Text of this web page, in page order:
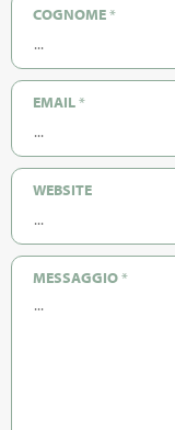
COGNOME*
EMAIL*
WEBSITE
MESSAGGIO*